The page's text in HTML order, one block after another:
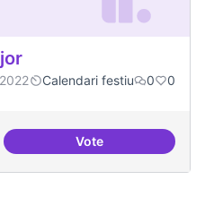
Calendari festiu 0 0
VoteUna única Festa